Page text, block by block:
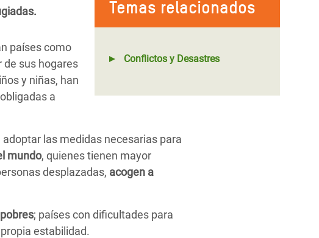
Temas relacionados
Conflictos y Desastres
países como
de sus hogares
y niñas, han
a
las medidas necesarias para
mundo, quienes tienen mayor
desplazadas, acogen a
; países con dificultades para
estabilidad.